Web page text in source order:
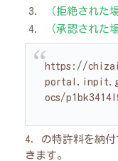
（拒絶された
（承認された
https://
ocs/
4．の特許料を納
きます。